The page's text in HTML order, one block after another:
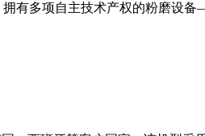
有多项自主技术产权的粉磨设